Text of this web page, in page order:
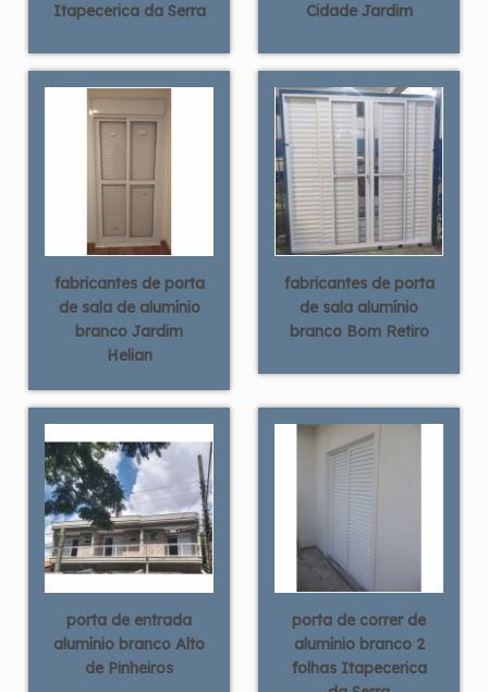
Itapecerica da Serra
Cidade Jardim
fabricantes de porta
de sala de alumínio
branco Jardim
Helian
fabricantes de porta
de sala alumínio
branco Bom Retiro
porta de entrada
alumínio branco Alto
de Pinheiros
porta de correr de
alumínio branco 2
folhas Itapecerica